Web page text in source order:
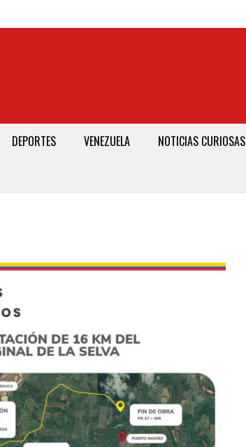
DEPORTES VENEZUELA NOTICIAS CURIOSAS